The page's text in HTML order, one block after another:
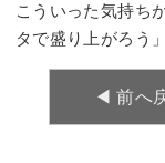
こういった気持ち
タで盛り上がろう
◀︎ 前へ